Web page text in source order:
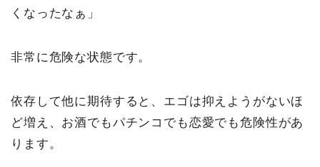
くなったなぁ」
非常に危険な状態です。
依存して他に期待すると、エゴは抑えようがないほ
ど増え、お酒でもパチンコでも恋愛でも危険性があ
ります。